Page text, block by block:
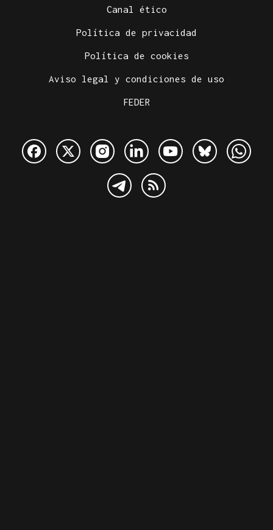
Canal ético
Política de privacidad
Política de cookies
Aviso legal y condiciones de uso
FEDER